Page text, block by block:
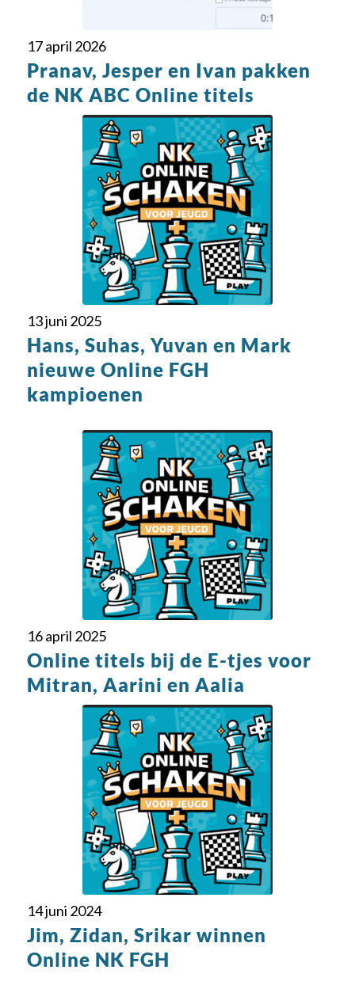
17 april 2026
Pranav, Jesper en Ivan pakken
de NK ABC Online titels
13 juni 2025
Hans, Suhas, Yuvan en Mark
nieuwe Online FGH
kampioenen
16 april 2025
Online titels bij de E-tjes voor
Mitran, Aarini en Aalia
14 juni 2024
Jim, Zidan, Srikar winnen
Online NK FGH